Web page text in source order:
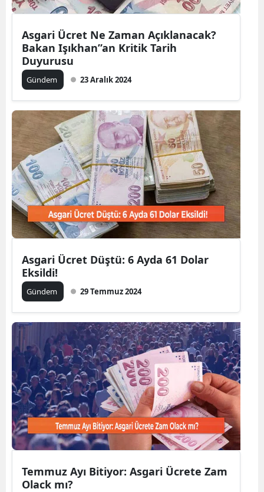
Çankırı
Çorum
Edirne
Elazığ
Erzincan
Erzurum
Eskişehir
Gaziantep
Giresun
Hatay
Isparta
Mersin
İstanbul
İzmir
Kars
Kastamonu
Asgari Ücret Ne Zaman Açıklanacak?
Bakan Işıkhan”an Kritik Tarih
Duyurusu
Gündem 23 Aralık 2024
Asgari Ücret Düştü: 6 Ayda 61 Dolar
Eksildi!
Gündem 29 Temmuz 2024
Temmuz Ayı Bitiyor: Asgari Ücrete Zam
Olack mı?